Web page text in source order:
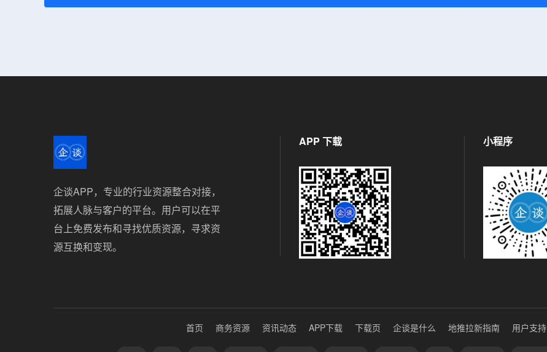
企谈APP，专业的行业资源整合对接，
拓展人脉与客户的平台。用户可以在平
台上免费发布和寻找优质资源，寻求资
源互换和变现。
APP 下载 小程序
首页 商务资源 资讯动态 APP下载 下载页 企谈是什么 地推拉新指南 用户支持